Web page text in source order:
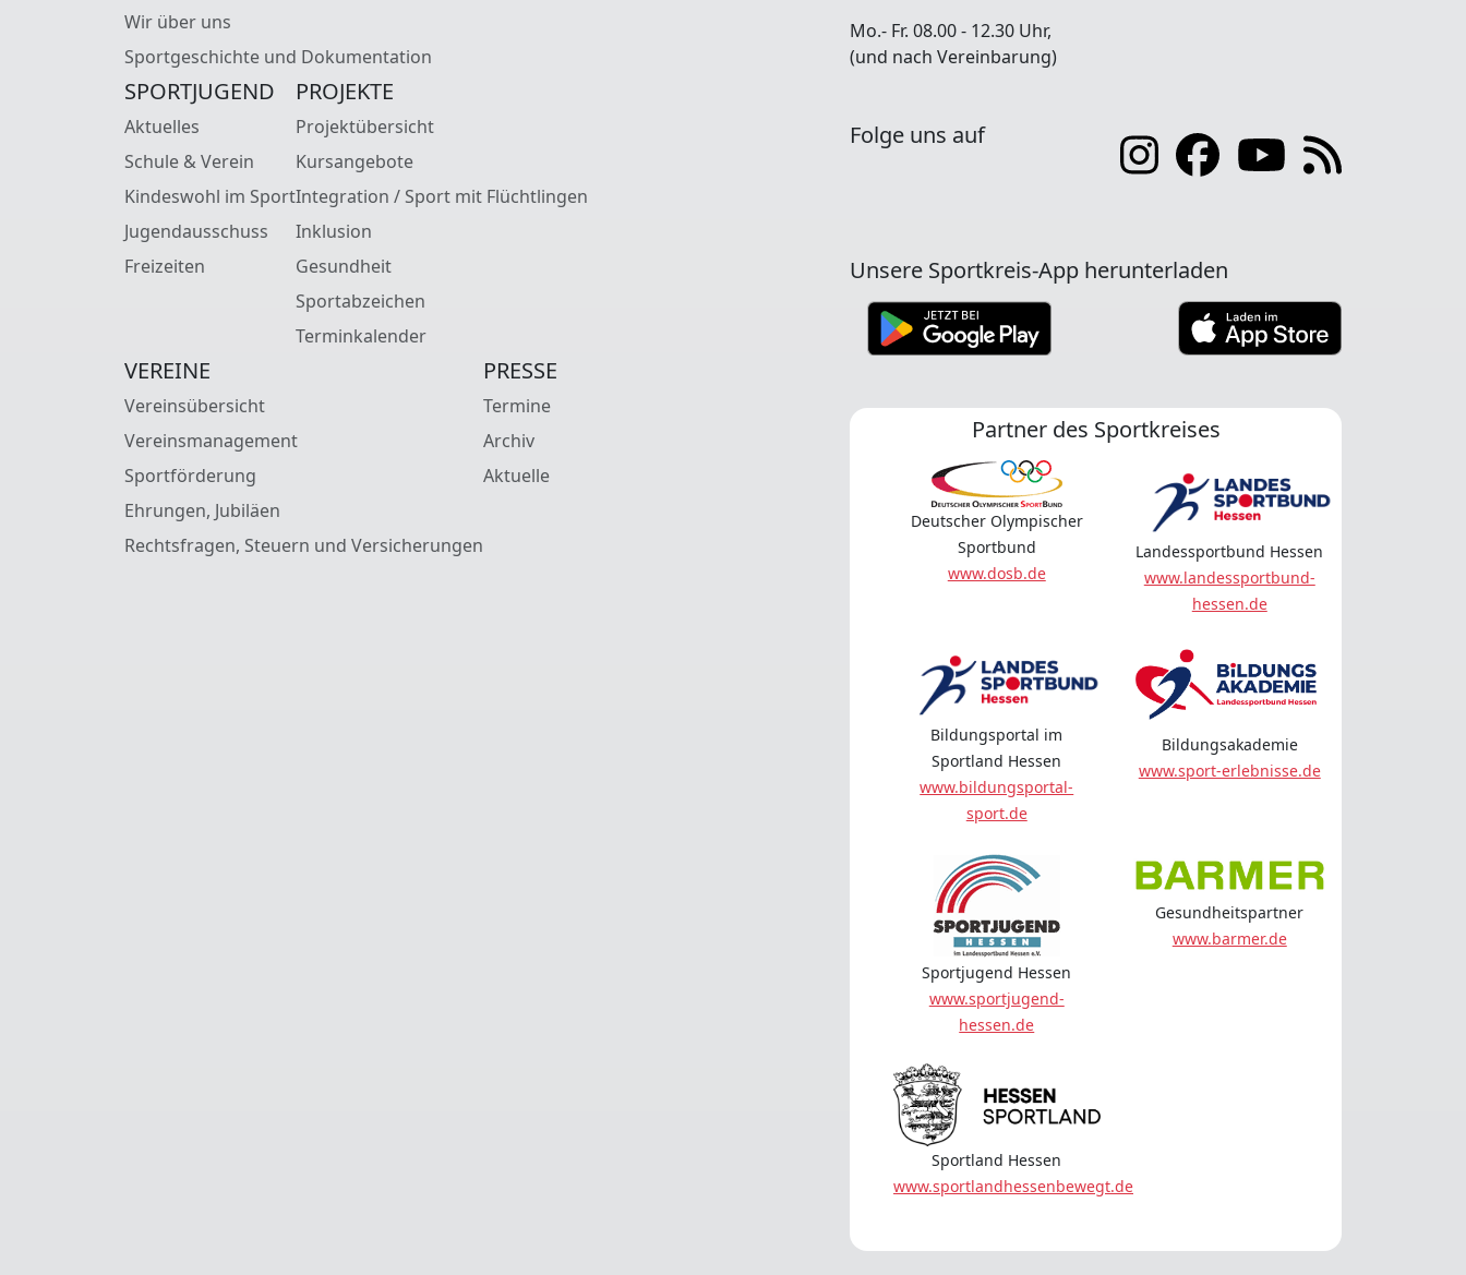
Wir über uns
Sportgeschichte und Dokumentation
SPORTJUGEND
Aktuelles
Schule & Verein
Kindeswohl im Sport
Jugendausschuss
Freizeiten
PROJEKTE
Projektübersicht
Kursangebote
Integration / Sport mit Flüchtlingen
Inklusion
Gesundheit
Sportabzeichen
Terminkalender
VEREINE
Vereinsübersicht
Vereinsmanagement
Sportförderung
Ehrungen, Jubiläen
Rechtsfragen, Steuern und Versicherungen
PRESSE
Termine
Archiv
Aktuelle
Mo.- Fr. 08.00 - 12.30 Uhr,
(und nach Vereinbarung)
Folge uns auf
Unsere Sportkreis-App herunterladen
Partner des Sportkreises
Deutscher Olympischer
Sportbund
www.dosb.de
Landessportbund Hessen
www.landessportbund-
hessen.de
Bildungsportal im
Sportland Hessen
www.bildungsportal-
sport.de
Bildungsakademie
www.sport-erlebnisse.de
Sportjugend Hessen
www.sportjugend-
hessen.de
Gesundheitspartner
www.barmer.de
Sportland Hessen
www.sportlandhessenbewegt.de